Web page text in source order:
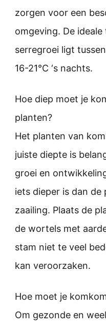
zorgen voor een
omgeving. De
serregroei ligt
16-21°C ‘s nachts.
Hoe diep moet je
planten?
Het planten van
juiste diepte is
groei en
iets dieper is dan
zaailing. Plaats de
de wortels met
stam niet te veel
kan veroorzaken.
Hoe moet je
Om gezonde en